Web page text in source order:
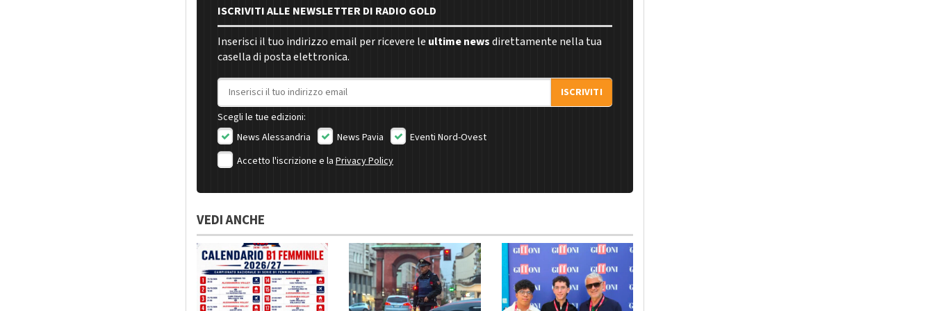
ISCRIVITI ALLE NEWSLETTER DI RADIO GOLD
Inserisci il tuo indirizzo email per ricevere le ultime newsdirettamente nella tua
casella di posta elettronica.
Indirizzo email
ISCRIVITI
Scegli le tue edizioni:
News Alessandria
News Pavia
Eventi Nord-Ovest
Accetto l'iscrizione e la Privacy Policy
VEDI ANCHE